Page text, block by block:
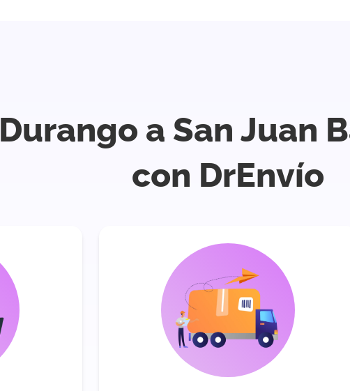
a San Juan
con DrEnvío